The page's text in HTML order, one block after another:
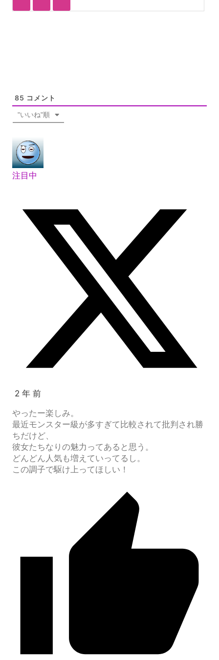
85 コメント
"いいね"順
注目中
2 年 前
やったー楽しみ。
最近モンスター級が多すぎて比較されて批判され勝
ちだけど、
彼女たちなりの魅力ってあると思う。
どんどん人気も増えていってるし。
この調子で駆け上ってほしい！